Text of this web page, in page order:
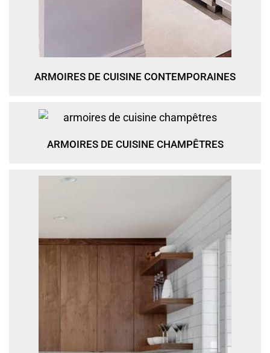
ARMOIRES DE CUISINE CONTEMPORAINES
ARMOIRES DE CUISINE CHAMPÊTRES